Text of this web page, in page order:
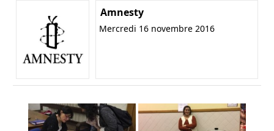
Amnesty
Mercredi 16 novembre 2016